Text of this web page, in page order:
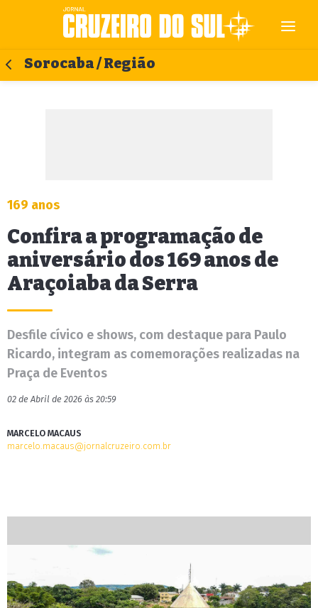
Sorocaba / Região
169 anos
Confira a programação de
aniversário dos 169 anos de
Araçoiaba da Serra
Desfile cívico e shows, com destaque para Paulo
Ricardo, integram as comemorações realizadas na
Praça de Eventos
02 de Abril de 2026 às 20:59
MARCELO MACAUS
marcelo.macaus@jornalcruzeiro.com.br